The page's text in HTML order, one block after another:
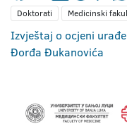
Doktorati Medicinski
Izvještaj o ocjeni
Đorđa Đukanovića